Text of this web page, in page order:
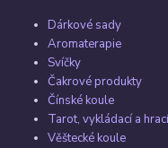
Dárkové sady
Aromaterapie
Svíčky
Čakrové produkty
Čínské koule
Tarot, vykládací a
Věštecké koule